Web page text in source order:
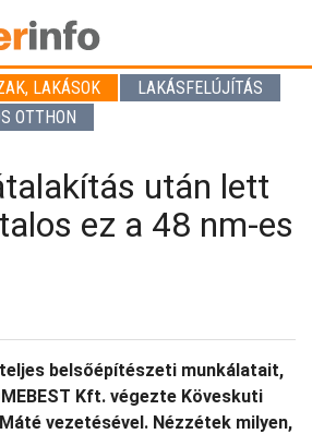
LAKÁSOK
LAKÁSFELÚJÍTÁS
OTTHON
után lett
ez a 48 nm-es
teljes belsőépítészeti munkálatait,
Kft. végezte Köveskuti
vezetésével. Nézzétek milyen,